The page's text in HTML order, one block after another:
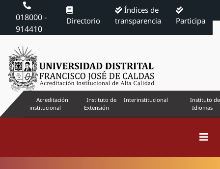
018000 -
914410
Directorio
Índices de
transparencia
Participa
Acreditación
institucional
Instituto de
Extensión
Interinstitucional
Instituto de
Idiomas